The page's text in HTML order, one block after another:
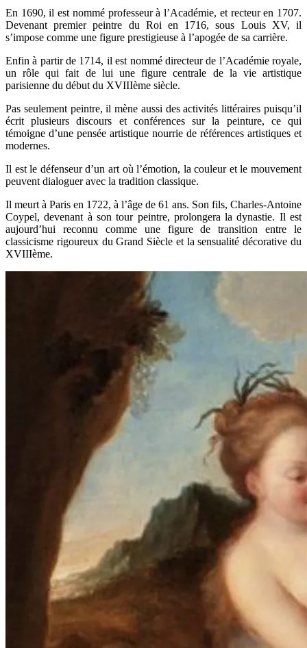
En 1690, il est nommé professeur à l’Académie, et recteur en 1707.
Devenant premier peintre du Roi en 1716, sous Louis XV, il
s’impose comme une figure prestigieuse à l’apogée de sa carrière.
Enfin à partir de 1714, il est nommé directeur de l’Académie royale,
un rôle qui fait de lui une figure centrale de la vie artistique
parisienne du début du XVIIIème siècle.
Pas seulement peintre, il mène aussi des activités littéraires puisqu’il
écrit plusieurs discours et conférences sur la peinture, ce qui
témoigne d’une pensée artistique nourrie de références artistiques et
modernes.
Il est le défenseur d’un art où l’émotion, la couleur et le mouvement
peuvent dialoguer avec la tradition classique.
Il meurt à Paris en 1722, à l’âge de 61 ans. Son fils, Charles-Antoine
Coypel, devenant à son tour peintre, prolongera la dynastie. Il est
aujourd’hui reconnu comme une figure de transition entre le
classicisme rigoureux du Grand Siècle et la sensualité décorative du
XVIIIème.